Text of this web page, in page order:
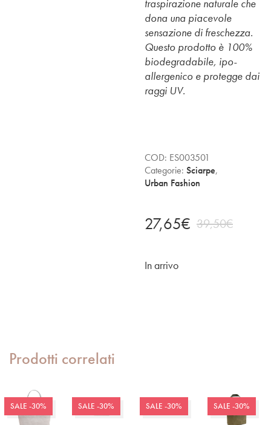
traspirazione naturale che
dona una piacevole
sensazione di freschezza.
Questo prodotto è 100%
biodegradabile, ipo-
allergenico e protegge dai
raggi UV.
COD: ES003501
Categorie: Sciarpe,
Urban Fashion
39,50€
27,65€
In arrivo
Prodotti correlati
SALE -30% SALE -30% SALE -30% SALE -30%